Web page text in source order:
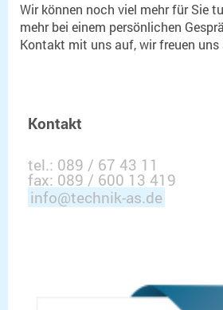
Wir können noch viel mehr für Sie
mehr bei einem persönlichen
Kontakt mit uns auf, wir freuen uns
Kontakt
tel.: 089 / 67 43 11
fax: 089 / 600 13 419
info@technik-as.de